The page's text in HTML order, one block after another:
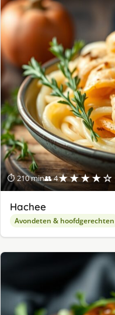
⏱ 210 min👥 4★★★★☆
Hachee
Avondeten & hoofdgerechten